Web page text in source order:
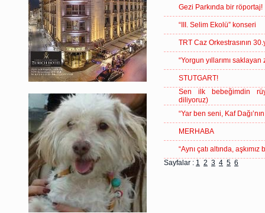
Gezi Parkında bir röportaj!
“III. Selim Ekolü” konseri
TRT Caz Orkestrasının
“Yorgun yıllarımı saklayan
STUTGART!
Sen ilk bebeğimdin
diliyoruz)
“Yar ben seni, Kaf
MERHABA
“Aynı çatı altında, aşkımız
Sayfalar : 1 2 3 4 5 6